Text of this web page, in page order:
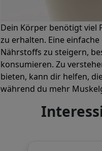
Dein Körper benötigt viel
zu erhalten. Eine
Nährstoffs zu steigern,
konsumieren. Zu
bieten, kann dir helfen,
während du mehr